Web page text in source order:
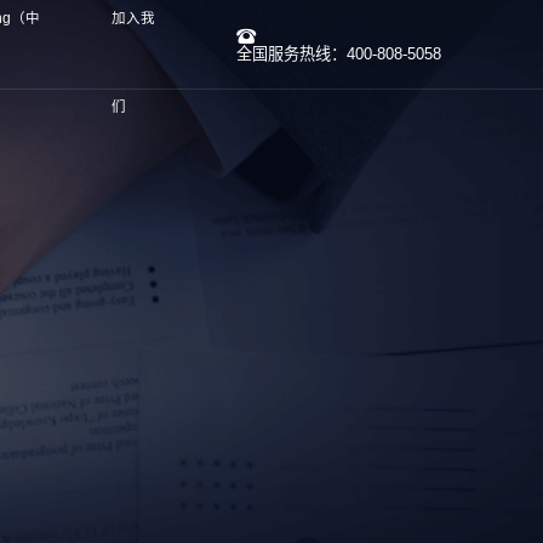
（中 加入我
们
全国服务热线：400-808-5058